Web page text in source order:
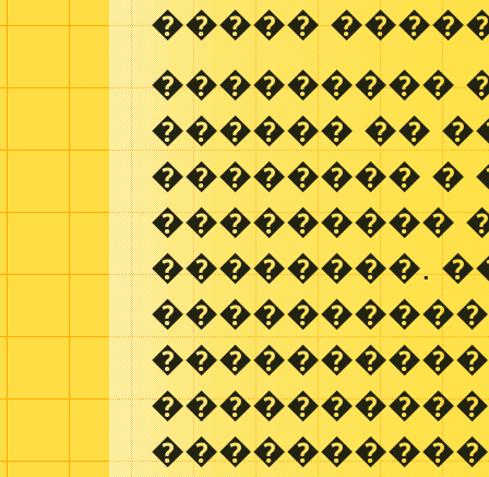
�����
���������
������ ��
�������� �
���������
��������.